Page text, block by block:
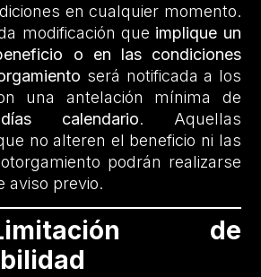
en cualquier momento.
modificación que implique un
o en las condiciones
será notificada a los
una antelación mínima de
calendario. Aquellas
no alteren el beneficio ni las
podrán realizarse
aviso previo.
de